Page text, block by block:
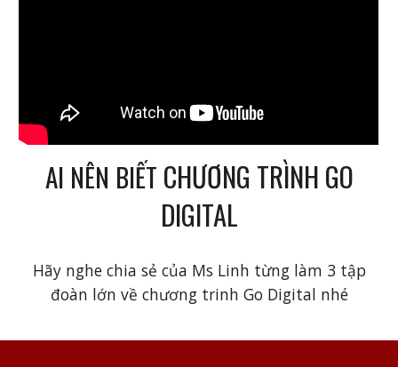
AI NÊN BIẾT CHƯƠNG TRÌNH GO
DIGITAL
Hãy nghe chia sẻ của Ms Linh từng làm 3 tập
đoàn lớn về chương trinh Go Digital nhé